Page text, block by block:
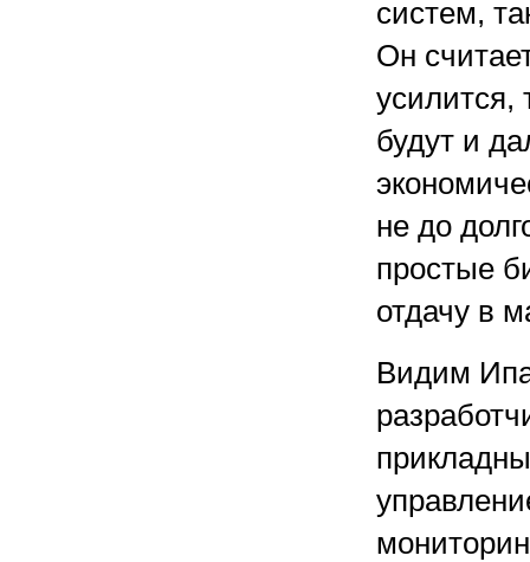
систем,
Он
усилится,
будут и
не до
простые
отдачу в
Видим